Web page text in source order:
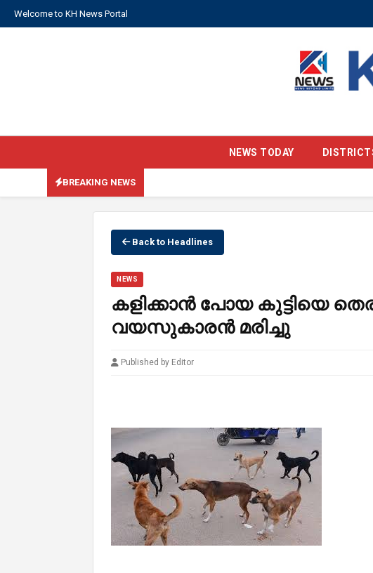
Welcome to KH News Portal
NEWS TODAY
BREAKING NEWS
Back to Headlines
NEWS
കളിക്കാൻ പോയ കുട്ടിയെ
വയസുകാരൻ മരിച്ചു
Published by Editor